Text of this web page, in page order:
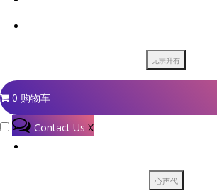
0 购物车
Contact Us X